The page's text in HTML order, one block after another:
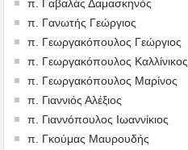
π. Γαβαλάς Δαμασκηνός
π. Γανωτής Γεώργιος
π. Γεωργακόπουλος Γεώργιος
π. Γεωργακόπουλος Καλλίνικος
π. Γεωργακόπουλος Μαρίνος
π. Γιαννιός Αλέξιος
π. Γιαννόπουλος Ιωαννίκιος
π. Γκούμας Μαυρουδής